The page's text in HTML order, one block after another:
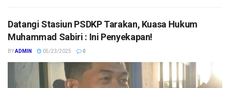
Datangi Stasiun PSDKP Tarakan, Kuasa Hukum
Muhammad Sabiri : Ini Penyekapan!
BYADMIN 05/23/2025 0